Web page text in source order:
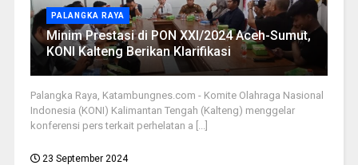
PALANGKA RAYA
Minim Prestasi di PON XXI/2024 Aceh-Sumut,
KONI Kalteng Berikan Klarifikasi
Palangka Raya, Katambungnes.com - Komite Olahraga Nasional
Indonesia (KONI) Kalimantan Tengah (Kalteng) menggelar
konferensi pers terkait perhelatan a [...]
23 September 2024